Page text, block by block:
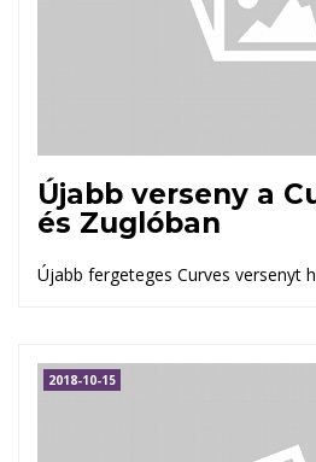
Újabb verseny a
és Zuglóban
Újabb fergeteges Curves versenyt
2018-10-15